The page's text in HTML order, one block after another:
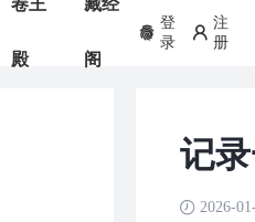
卷王
殿
藏经
阁
登
录
注
册
记
2026-